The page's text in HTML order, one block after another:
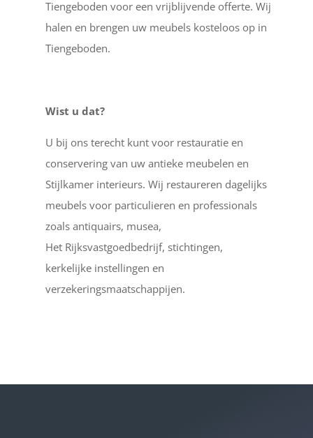
Tiengeboden voor een vrijblijvende offerte. Wij
halen en brengen uw meubels kosteloos op in
Tiengeboden.
Wist u dat?
U bij ons terecht kunt voor restauratie en
conservering van uw antieke meubelen en
Stijlkamer interieurs. Wij restaureren dagelijks
meubels voor particulieren en professionals
zoals antiquairs, musea,
Het Rijksvastgoedbedrijf, stichtingen,
kerkelijke instellingen en
verzekeringsmaatschappijen.